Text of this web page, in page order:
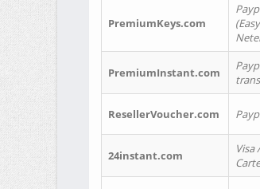
PremiumKeys.com
PremiumInstant.com
ResellerVoucher.com
24instant.com
Visa